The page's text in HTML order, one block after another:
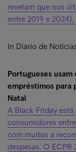
revelam que nos
entre 2019 e 2024),
In Diário de
Portugueses
empréstimos para
Natal
A Black Friday está
consumidores
com muitos a
despesas. O